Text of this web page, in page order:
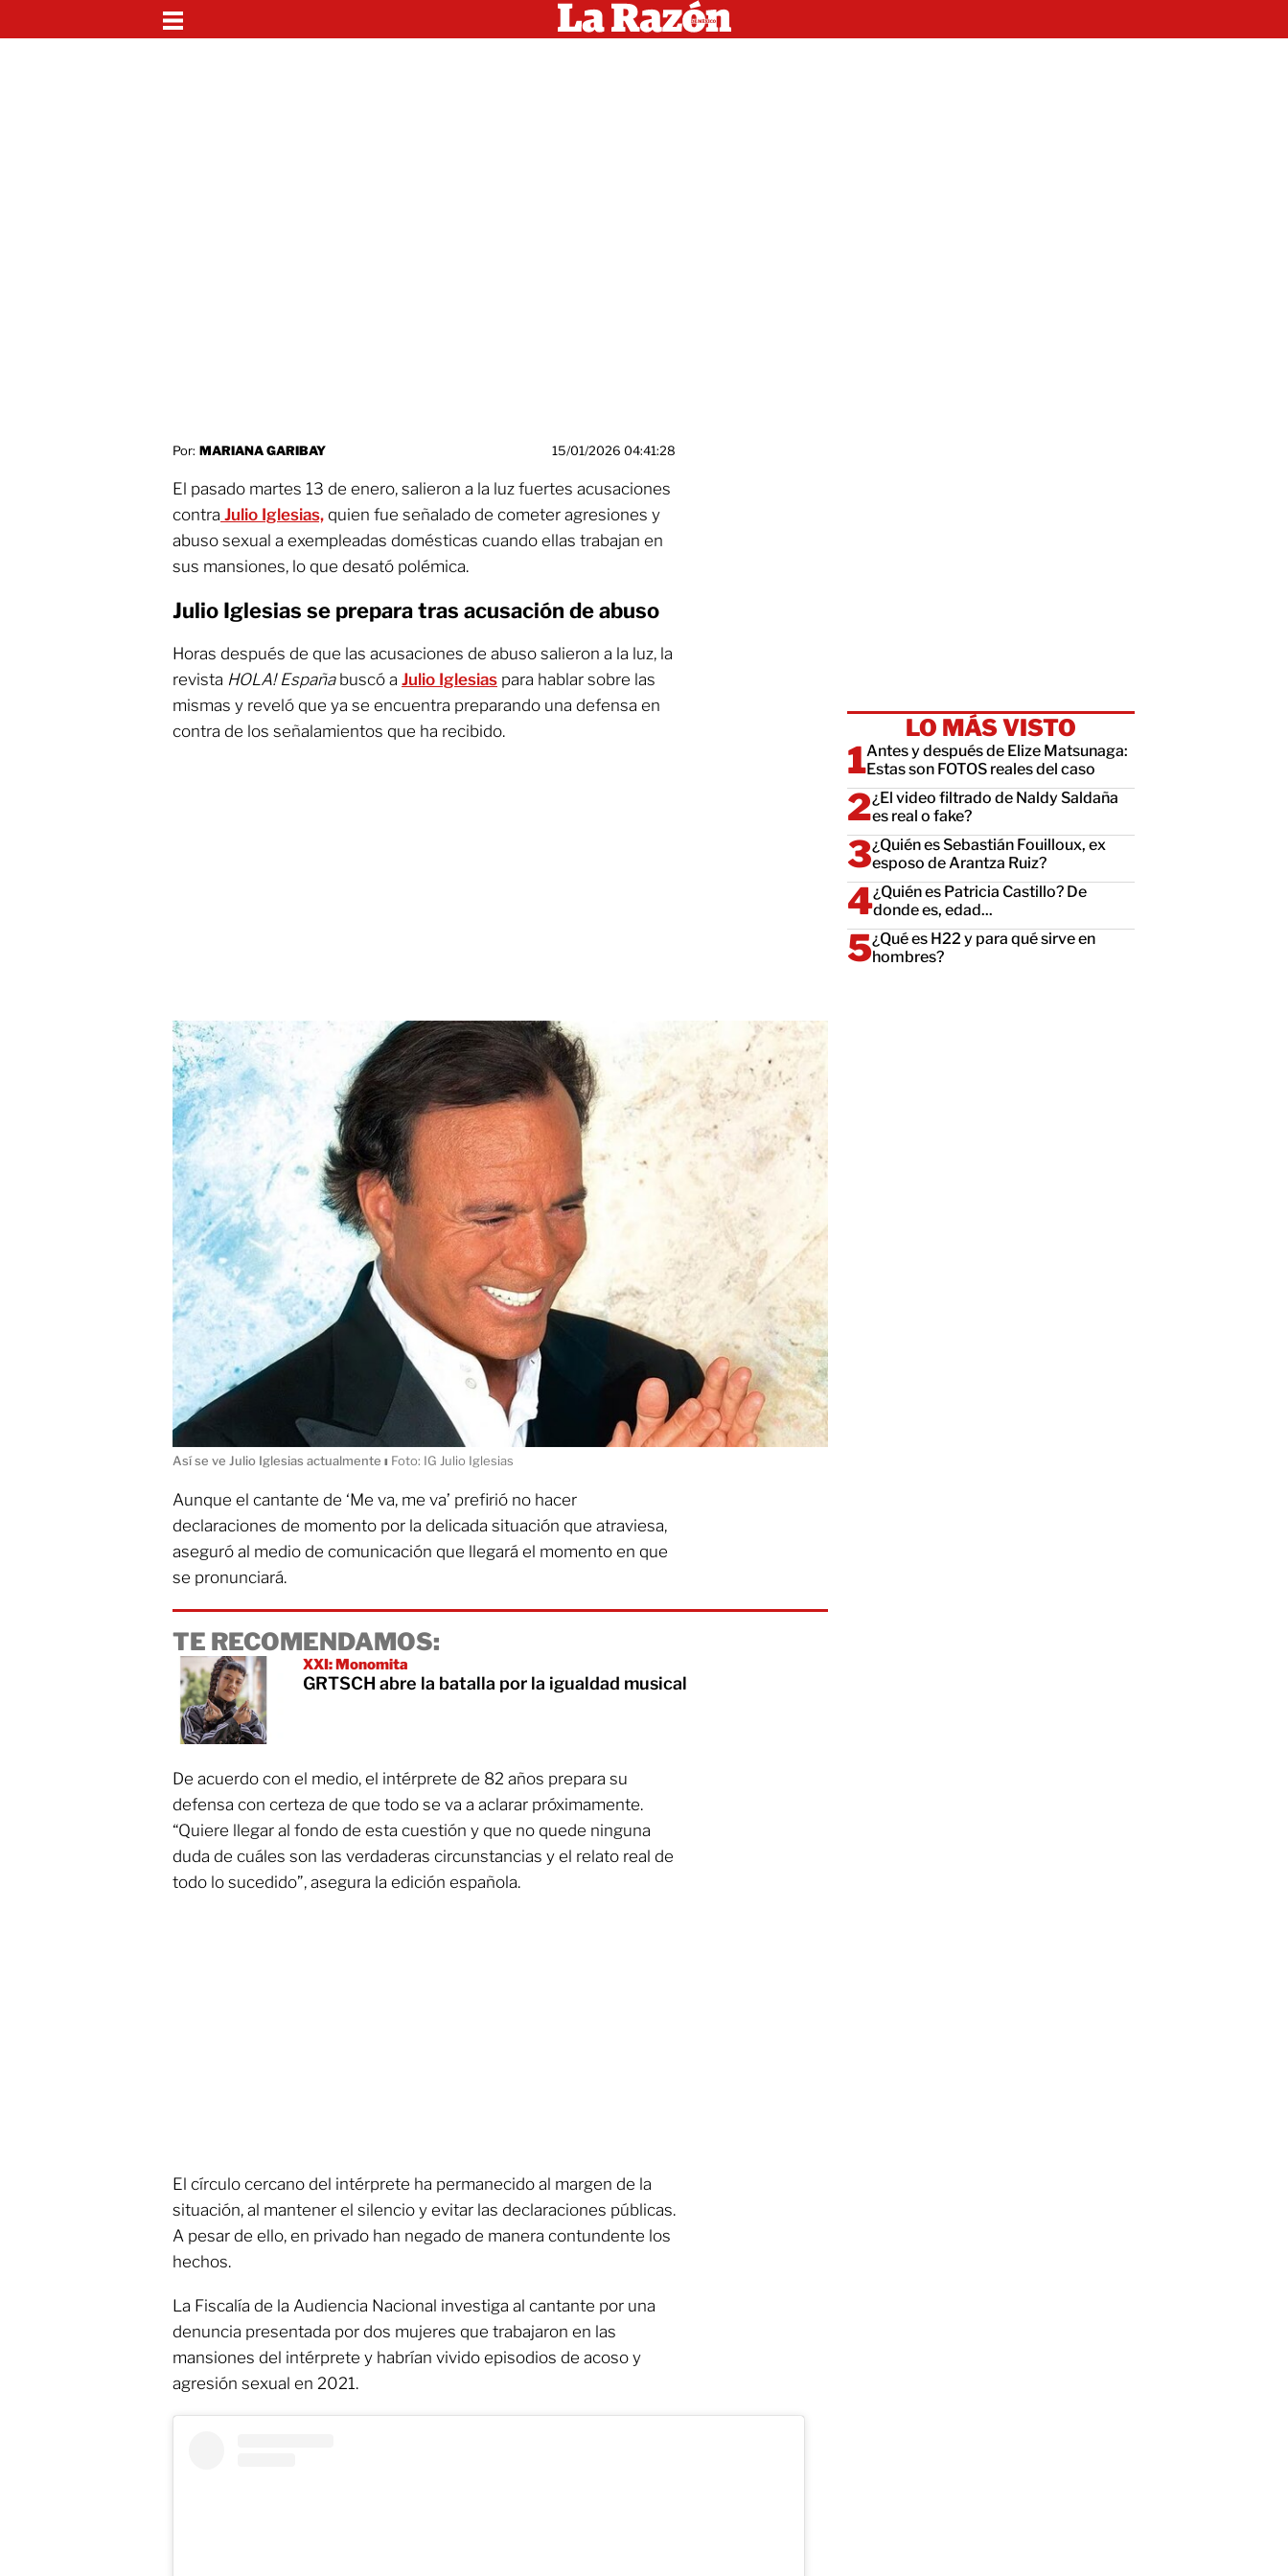
Por: MARIANA GARIBAY 15/01/2026 04:41:28
El pasado martes 13 de enero, salieron a la luz fuertes acusaciones
contra Julio Iglesias, quien fue señalado de cometer agresiones y
abuso sexual a exempleadas domésticas cuando ellas trabajan en
sus mansiones, lo que desató polémica.
Julio Iglesias se prepara tras acusación de abuso
Horas después de que las acusaciones de abuso salieron a la luz, la
revista HOLA! Españabuscó a Julio Iglesias para hablar sobre las
mismas y reveló que ya se encuentra preparando una defensa en
contra de los señalamientos que ha recibido.
Así se ve Julio Iglesias actualmente ı Foto: IG Julio Iglesias
Aunque el cantante de ‘Me va, me va’ prefirió no hacer
declaraciones de momento por la delicada situación que atraviesa,
aseguró al medio de comunicación que llegará el momento en que
se pronunciará.
TE RECOMENDAMOS:
XXI: Monomita
GRTSCH abre la batalla por la igualdad musical
De acuerdo con el medio, el intérprete de 82 años prepara su
defensa con certeza de que todo se va a aclarar próximamente.
“Quiere llegar al fondo de esta cuestión y que no quede ninguna
duda de cuáles son las verdaderas circunstancias y el relato real de
todo lo sucedido”, asegura la edición española.
El círculo cercano del intérprete ha permanecido al margen de la
situación, al mantener el silencio y evitar las declaraciones públicas.
A pesar de ello, en privado han negado de manera contundente los
hechos.
La Fiscalía de la Audiencia Nacional investiga al cantante por una
denuncia presentada por dos mujeres que trabajaron en las
mansiones del intérprete y habrían vivido episodios de acoso y
agresión sexual en 2021.
LO MÁS VISTO
Antes y después de Elize Matsunaga:
Estas son FOTOS reales del caso
¿El video filtrado de Naldy Saldaña
es real o fake?
¿Quién es Sebastián Fouilloux, ex
esposo de Arantza Ruiz?
¿Quién es Patricia Castillo? De
donde es, edad...
¿Qué es H22 y para qué sirve en
hombres?